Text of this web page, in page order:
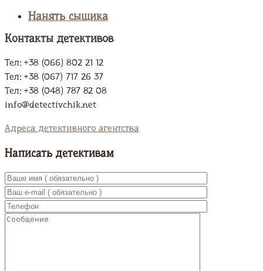
Нанять сыщика
Контакты детективов
Тел: +38 (066) 802 21 12
Тел: +38 (067) 717 26 37
Тел: +38 (048) 787 82 08
info@detectivchik.net
Адреса детективного агентства
Написать детективам